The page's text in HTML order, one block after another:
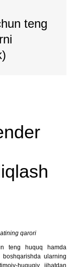
teng
qarori
teng huquq hamda
ularning
huquqiy jihatdan